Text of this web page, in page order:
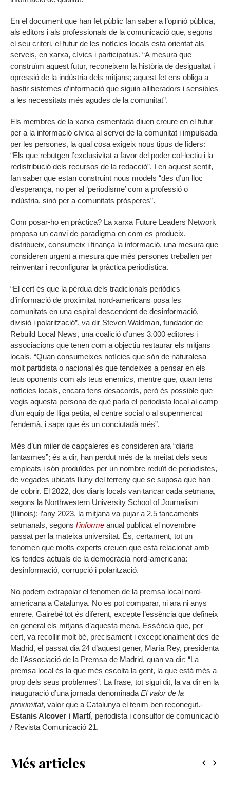
En el document que han fet públic fan saber a l’opinió pública,
als editors i als professionals de la comunicació que, segons
el seu criteri, el futur de les notícies locals està orientat als
serveis, en xarxa, cívics i participatius. “A mesura que
construïm aquest futur, reconeixem la història de desigualtat i
opressió de la indústria dels mitjans; aquest fet ens obliga a
bastir sistemes d’informació que siguin alliberadors i sensibles
a les necessitats més agudes de la comunitat”.
Els membres de la xarxa esmentada diuen creure en el futur
per a la informació cívica al servei de la comunitat i impulsada
per les persones, la qual cosa exigeix nous tipus de líders:
“Els que rebutgen l’exclusivitat a favor del poder col·lectiu i la
redistribució dels recursos de la redacció”. I en aquest sentit,
fan saber que estan construint nous models “des d’un lloc
d’esperança, no per al ‘periodisme’ com a professió o
indústria, sinó per a comunitats pròsperes”.
Com posar-ho en pràctica? La xarxa Future Leaders Network
proposa un canvi de paradigma en com es produeix,
distribueix, consumeix i finança la informació, una mesura que
consideren urgent a mesura que més persones treballen per
reinventar i reconfigurar la pràctica periodística.
“El cert és que la pèrdua dels tradicionals periòdics
d’informació de proximitat nord-americans posa les
comunitats en una espiral descendent de desinformació,
divisió i polarització”, va dir Steven Waldman, fundador de
Rebuild Local News, una coalició d’unes 3.000 editores i
associacions que tenen com a objectiu restaurar els mitjans
locals. “Quan consumeixes notícies que són de naturalesa
molt partidista o nacional és que tendeixes a pensar en els
teus oponents com als teus enemics, mentre que, quan tens
notícies locals, encara tens desacords, però és possible que
vegis aquesta persona de què parla el periodista local al camp
d’un equip de lliga petita, al centre social o al supermercat
l’endemà, i saps que és un conciutadà més”.
Més d’un miler de capçaleres es consideren ara “diaris
fantasmes”; és a dir, han perdut més de la meitat dels seus
empleats i són produïdes per un nombre reduït de periodistes,
de vegades ubicats lluny del terreny que se suposa que han
de cobrir. El 2022, dos diaris locals van tancar cada setmana,
segons la Northwestern University School of Journalism
(Illinois); l’any 2023, la mitjana va pujar a 2,5 tancaments
setmanals, segons l’informe anual publicat el novembre
passat per la mateixa universitat. És, certament, tot un
fenomen que molts experts creuen que està relacionat amb
les ferides actuals de la democràcia nord-americana:
desinformació, corrupció i polarització.
No podem extrapolar el fenomen de la premsa local nord-
americana a Catalunya. No es pot comparar, ni ara ni anys
enrere. Gairebé tot és diferent, excepte l’essència que defineix
en general els mitjans d’aquesta mena. Essència que, per
cert, va recollir molt bé, precisament i excepcionalment des de
Madrid, el passat dia 24 d’aquest gener, María Rey, presidenta
de l’Associació de la Premsa de Madrid, quan va dir: “La
premsa local és la que més escolta la gent, la que està més a
prop dels seus problemes”. La frase, tot sigui dit, la va dir en la
inauguració d’una jornada denominadaEl valor de la
proximitat, valor que a Catalunya el tenim ben reconegut.-
Estanis Alcover i Martí, periodista i consultor de comunicació
/ Revista Comunicació 21.
Més articles